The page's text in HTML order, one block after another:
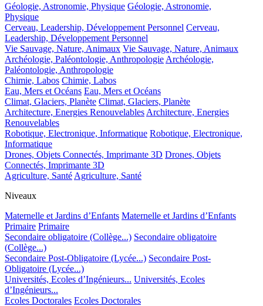
Géologie, Astronomie, Physique Géologie, Astronomie,
Physique
Cerveau, Leadership, Développement Personnel Cerveau,
Leadership, Développement Personnel
Vie Sauvage, Nature, Animaux Vie Sauvage, Nature, Animaux
Archéologie, Paléontologie, Anthropologie Archéologie,
Paléontologie, Anthropologie
Chimie, Labos Chimie, Labos
Eau, Mers et Océans Eau, Mers et Océans
Climat, Glaciers, Planète Climat, Glaciers, Planète
Architecture, Energies Renouvelables Architecture, Energies
Renouvelables
Robotique, Electronique, Informatique Robotique, Electronique,
Informatique
Drones, Objets Connectés, Imprimante 3D Drones, Objets
Connectés, Imprimante 3D
Agriculture, Santé Agriculture, Santé
Niveaux
Maternelle et Jardins d’Enfants Maternelle et Jardins d’Enfants
Primaire Primaire
Secondaire obligatoire (Collège...) Secondaire obligatoire
(Collège...)
Secondaire Post-Obligatoire (Lycée...) Secondaire Post-
Obligatoire (Lycée...)
Universités, Ecoles d’Ingénieurs... Universités, Ecoles
d’Ingénieurs...
Ecoles Doctorales Ecoles Doctorales